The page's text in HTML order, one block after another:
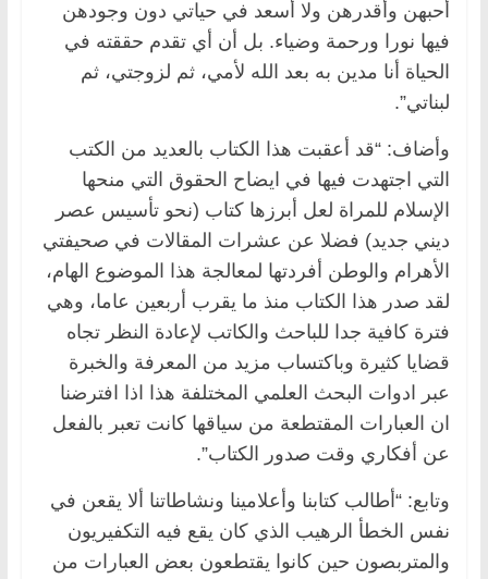
أحبهن وأقدرهن ولا أسعد في حياتي دون وجودهن
فيها نورا ورحمة وضياء. بل أن أي تقدم حققته في
الحياة أنا مدين به بعد الله لأمي، ثم لزوجتي، ثم
لبناتي”.
وأضاف: “قد أعقبت هذا الكتاب بالعديد من الكتب
التي اجتهدت فيها في ايضاح الحقوق التي منحها
الإسلام للمراة لعل أبرزها كتاب (نحو تأسيس عصر
ديني جديد) فضلا عن عشرات المقالات في صحيفتي
الأهرام والوطن أفردتها لمعالجة هذا الموضوع الهام،
لقد صدر هذا الكتاب منذ ما يقرب أربعين عاما، وهي
فترة كافية جدا للباحث والكاتب لإعادة النظر تجاه
قضايا كثيرة وباكتساب مزيد من المعرفة والخبرة
عبر ادوات البحث العلمي المختلفة هذا اذا افترضنا
ان العبارات المقتطعة من سياقها كانت تعبر بالفعل
عن أفكاري وقت صدور الكتاب”.
وتابع: “أطالب كتابنا وأعلامينا ونشاطاتنا ألا يقعن في
نفس الخطأ الرهيب الذي كان يقع فيه التكفيريون
والمتربصون حين كانوا يقتطعون بعض العبارات من